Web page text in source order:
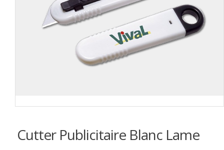
Cutter Publicitaire Blanc Lame